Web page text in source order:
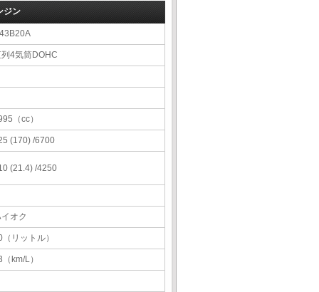
ジン
4気筒DOHC
（cc）
(170) /6700
(21.4) /4250
オク
（リットル）
（km/L）